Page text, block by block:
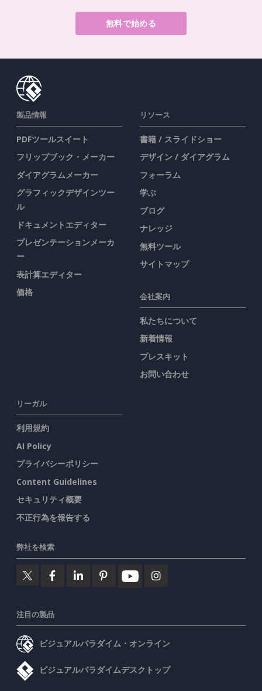
無料で始める
製品情報
PDFツールスイート
フリップブック・メーカー
ダイアグラムメーカー
グラフィックデザインツー
ル
ドキュメントエディター
プレゼンテーションメーカ
ー
表計算エディター
価格
リソース
書籍 / スライドショー
デザイン / ダイアグラム
フォーラム
学ぶ
ブログ
ナレッジ
無料ツール
サイトマップ
会社案内
私たちについて
新着情報
プレスキット
お問い合わせ
リーガル
利用規約
AI Policy
プライバシーポリシー
Content Guidelines
セキュリティ概要
不正行為を報告する
弊社を検索
注目の製品
ビジュアルパラダイム・オンライン
ビジュアルパラダイムデスクトップ